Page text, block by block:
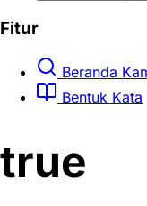
Fitur
Beranda
Bentuk Kata
true